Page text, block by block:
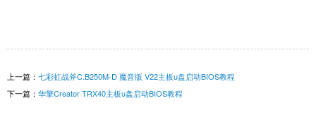
上一篇： 七彩虹战斧C.B250M-D 魔音版 V22主板u盘启动BIOS教程
下一篇： 华擎Creator TRX40主板u盘启动BIOS教程